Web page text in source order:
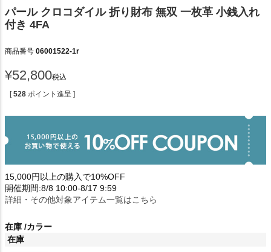
パール クロコダイル 折り財布 無双 一枚革 小銭入れ
付き 4FA
商品番号 06001522-1r
¥52,800税込
[ 528 ポイント進呈 ]
15,000円以上の購入で10%OFF
開催期間:8/8 10:00-8/17 9:59
詳細・その他対象アイテム一覧はこちら
在庫 カラー
在庫